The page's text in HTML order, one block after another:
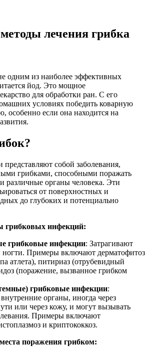
лечения грибка
одним из наиболее эффективных
йод. Это мощное
для обработки ран. С его
условиях победить коварную
особенно если она находится на
собой заболевания,
грибками, способными поражать
различные органы человека. Эти
от поверхностных и
до глубоких и потенциально
грибковых инфекций:
грибковые инфекции: Затрагивают
ногти. Примеры включают дерматофитоз
атлета), питириаз (отрубевидный
(поражение, вызванное грибком
грибковые инфекции:
органы, иногда через
или через кожу, и могут вызывать
Примеры включают
и криптококкоз.
поражения грибком: